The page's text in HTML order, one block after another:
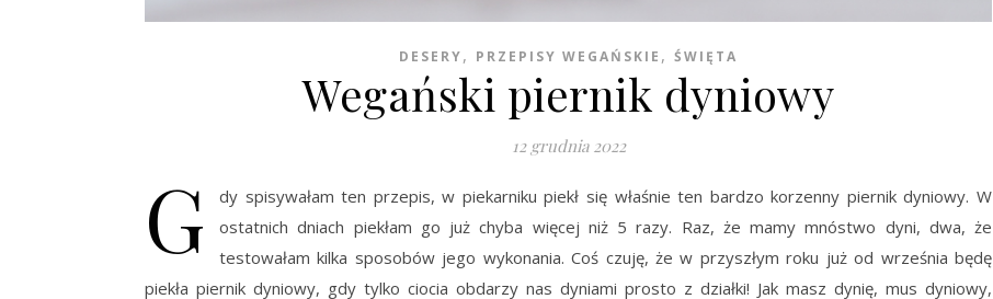
DESERY, PRZEPISY WEGAŃSKIE , ŚWIĘTA
Wegański piernik dyniowy
12 grudnia 2022
G
dy spisywałam ten przepis, w piekarniku piekł się właśnie ten bardzo korzenny piernik dyniowy. W
ostatnich dniach piekłam go już chyba więcej niż 5 razy. Raz, że mamy mnóstwo dyni, dwa, że
testowałam kilka sposobów jego wykonania. Coś czuję, że w przyszłym roku już od września będę
piekła piernik dyniowy, gdy tylko ciocia obdarzy nas dyniami prosto z działki! Jak masz dynię, mus dyniowy,